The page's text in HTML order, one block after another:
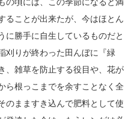
の頃には、この季節になると満
ることが出来たが、今はほとん
に勝手に自生しているものだと
刈りが終わった田んぼに『緑
、雑草を防止する役目や、花が
ら根っこまでを余すことなく全
のまますき込んで肥料として使